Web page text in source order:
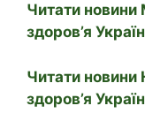
Читати новини
здоров’я
Читати новини
здоров’я